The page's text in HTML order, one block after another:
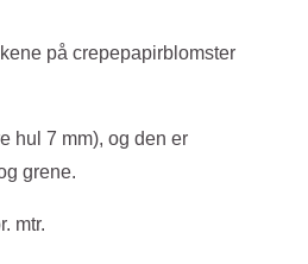
på crepepapirblomster
hul 7 mm), og den er
grene.
mtr.